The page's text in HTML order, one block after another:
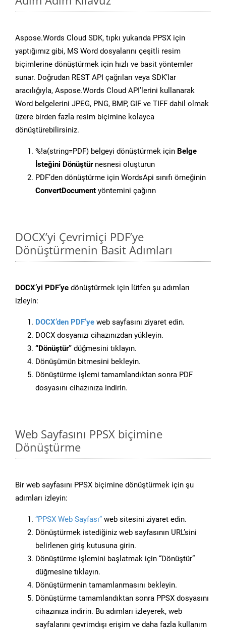
Aspose.Words Cloud SDK, tıpkı yukarıda PPSX için
yaptığımız gibi, MS Word dosyalarını çeşitli resim
biçimlerine dönüştürmek için hızlı ve basit yöntemler
sunar. Doğrudan REST API çağrıları veya SDK’lar
aracılığıyla, Aspose.Words Cloud API’lerini kullanarak
Word belgelerini JPEG, PNG, BMP, GIF ve TIFF dahil olmak
üzere birden fazla resim biçimine kolayca
dönüştürebilirsiniz.
%!a(string=PDF) belgeyi dönüştürmek için Belge
İsteğini Dönüştürnesnesi oluşturun
PDF’den dönüştürme için WordsApi sınıfı örneğinin
ConvertDocument yöntemini çağırın
DOCX’yi Çevrimiçi PDF’ye
Dönüştürmenin Basit Adımları
DOCX’yi PDF’ye dönüştürmek için lütfen şu adımları
izleyin:
DOCX’den PDF’ye web sayfasını ziyaret edin.
DOCX dosyanızı cihazınızdan yükleyin.
“Dönüştür” düğmesini tıklayın.
Dönüşümün bitmesini bekleyin.
Dönüştürme işlemi tamamlandıktan sonra PDF
dosyasını cihazınıza indirin.
Web Sayfasını PPSX biçimine
Dönüştürme
Bir web sayfasını PPSX biçimine dönüştürmek için şu
adımları izleyin:
“PPSX Web Sayfası” web sitesini ziyaret edin.
Dönüştürmek istediğiniz web sayfasının URL’sini
belirlenen giriş kutusuna girin.
Dönüştürme işlemini başlatmak için “Dönüştür”
düğmesine tıklayın.
Dönüştürmenin tamamlanmasını bekleyin.
Dönüştürme tamamlandıktan sonra PPSX dosyasını
cihazınıza indirin. Bu adımları izleyerek, web
sayfalarını çevrimdışı erişim ve daha fazla kullanım